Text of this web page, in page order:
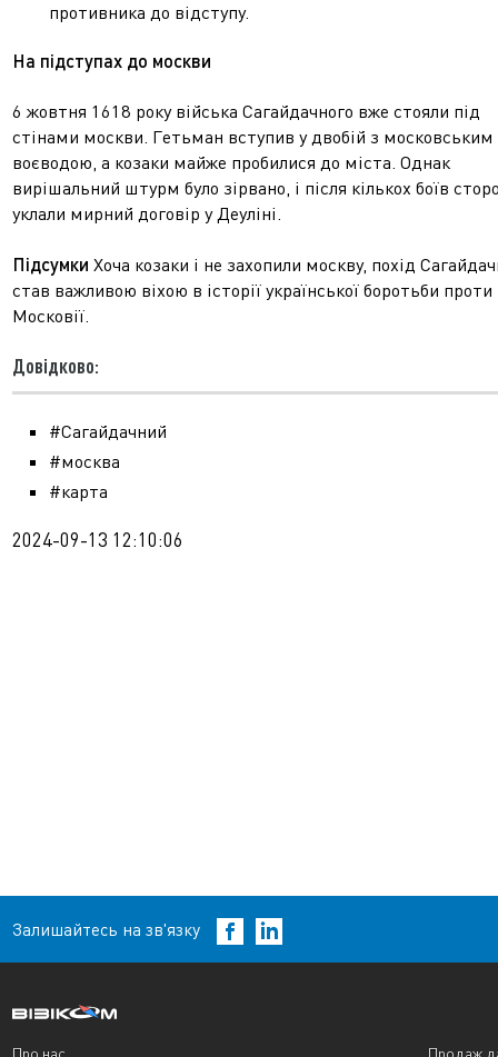
противника до відступу.
На підступах до москви
6 жовтня 1618 року війська Сагайдачного вже стояли під
стінами москви. Гетьман вступив у двобій з московським
воєводою, а козаки майже пробилися до міста. Однак
вирішальний штурм було зірвано, і після кількох боїв
уклали мирний договір у Деуліні.
Підсумки Хоча козаки і не захопили москву, похід
став важливою віхою в історії української боротьби проти
Московії.
Довідково:
#Cагайдачний
#москва
#карта
2024-09-13 12:10:06
Залишайтесь на зв'язку
Про нас Продаж